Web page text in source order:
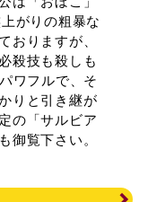
がりの粗暴な
おりますが、
殺技も殺しも
ワフルで、そ
りと引き継が
の「サルビア
御覧下さい。